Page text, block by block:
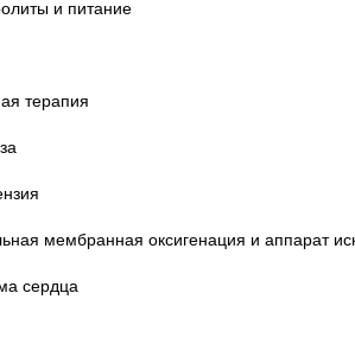
и питание
терапия
мембранная оксигенация и аппарат
сердца